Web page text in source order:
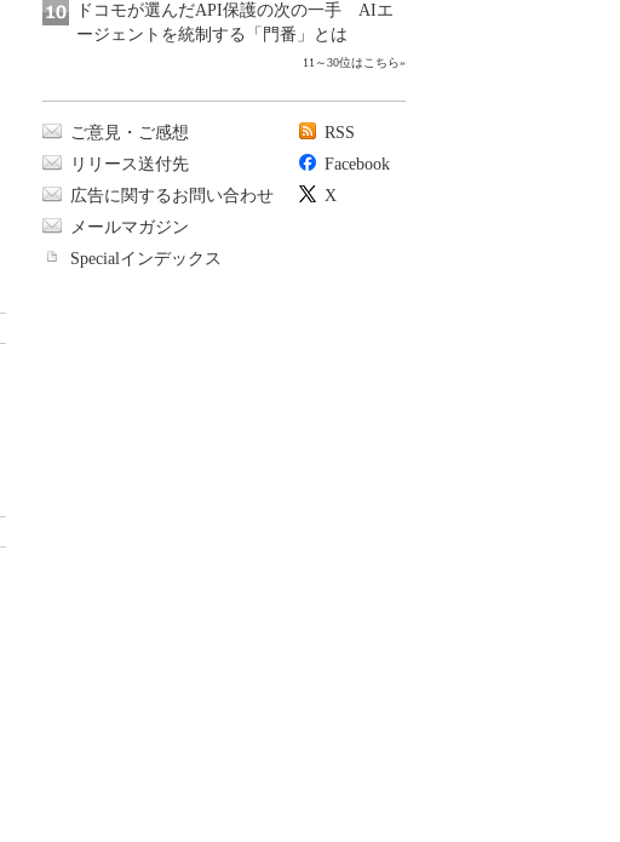
ドコモが選んだAPI保護の次の一手 AIエ
ージェントを統制する「門番」とは
11～30位はこちら»
ご意見・ご感想
リリース送付先
広告に関するお問い合わせ
メールマガジン
Specialインデックス
RSS
Facebook
X